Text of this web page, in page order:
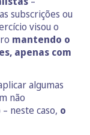
subscrições ou
visou o
mantendo o
apenas com
algumas
não
neste caso, o